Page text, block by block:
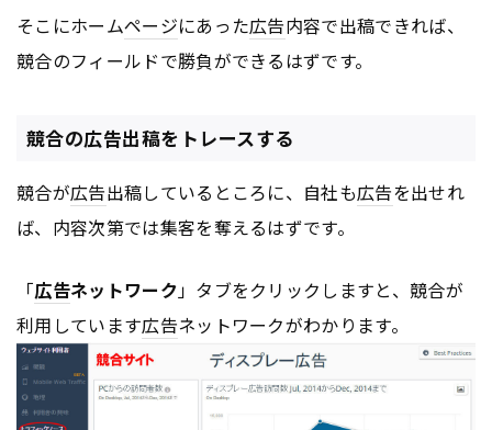
そこにホームページにあった広告内容で出稿できれば、
競合のフィールドで勝負ができるはずです。
競合の広告出稿をトレースする
競合が広告出稿しているところに、自社も広告を出せれ
ば、内容次第では集客を奪えるはずです。
「広告ネットワーク 」タブをクリックしますと、競合が
利用しています広告ネットワークがわかります。